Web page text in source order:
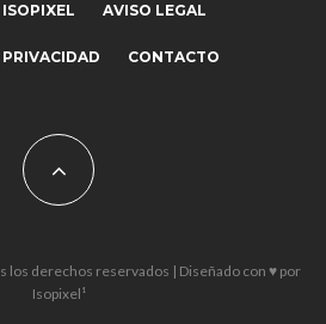
ISOPIXEL AVISO LEGAL
CONTACTO
los derechos reservados | Diseñado con ♥ por
Isopixel¹